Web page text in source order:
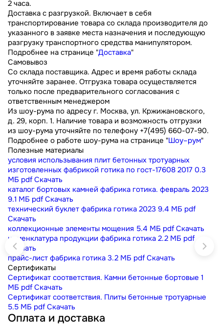
2 часа.
Доставка с разгрузкой. Включает в себя
транспортирование товара со склада производителя до
указанного в заявке места назначения и последующую
разгрузку транспортного средства манипулятором.
Подробнее на странице "Доставка"
Самовывоз
Со склада поставщика. Адрес и время работы склада
уточняйте заранее. Отгрузка товара осуществляется
только после предварительного согласования с
ответственным менеджером
Из шоу-рума по адресу г. Москва, ул. Кржижановского,
д. 29, корп. 1. Наличие товара и возможность отгрузки
из шоу-рума уточняйте по телефону +7(495) 660-07-90.
Подробнее о работе шоу-рума на странице "Шоу–рум"
Полезные материалы
условия использывания плит бетонных тротуарных
изготовленных фабрикой готика по гост-17608 2017 0.3
МБ pdf Скачать
каталог бортовых камней фабрика готика. февраль 2023
9.1 МБ pdf Скачать
технический буклет фабрика готика 2023 9.4 МБ pdf
Скачать
коллекционные элементы мощения 5.4 МБ pdf Скачать
номенклатура продукции фабрика готика 2.2 МБ pdf
Скачать
прайс-лист фабрика готика 3.2 МБ pdf Скачать
Сертификаты
Сертификат соответствия. Камни бетонные бортовые 1
МБ pdf Скачать
Сертификат соответствия. Плиты бетонные тротуарные
5.5 МБ pdf Скачать
Оплата и доставка